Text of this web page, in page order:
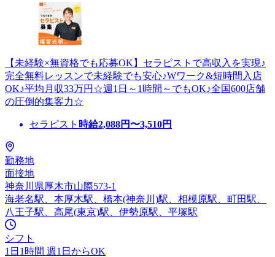
【未経験×無資格でも応募OK】セラピストで高収入を実現♪
完全無料レッスンで未経験でも安心♪Wワーク&短時間入店
OK♪平均月収33万円☆週1日～1時間～でもOK♪全国600店舗
の圧倒的集客力☆
セラピスト 時給2,088円〜3,510円
勤務地
面接地
神奈川県厚木市山際573-1
海老名駅、本厚木駅、橋本(神奈川)駅、相模原駅、町田駅、
八王子駅、高尾(東京)駅、伊勢原駅、平塚駅
シフト
1日1時間 週1日からOK